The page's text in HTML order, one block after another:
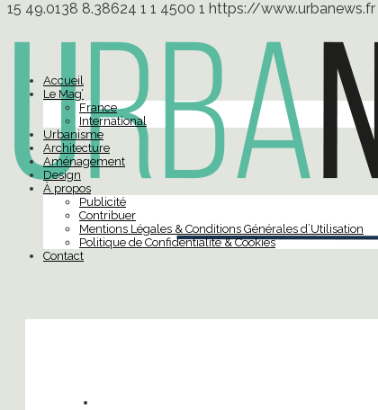
15 49.0138 8.38624 1 1 4500 1 https://www.urbanews.fr
Accueil
Le Mag’
France
International
Urbanisme
Architecture
Aménagement
Design
À propos
Publicité
Contribuer
Mentions Légales & Conditions Générales d’Utilisation
Politique de Confidentialité & Cookies
Contact